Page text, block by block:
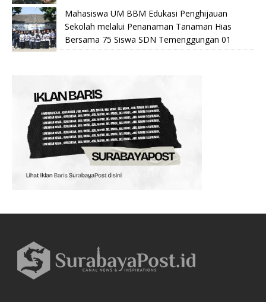
Mahasiswa UM BBM Edukasi Penghijauan
Sekolah melalui Penanaman Tanaman Hias
Bersama 75 Siswa SDN Temenggungan 01